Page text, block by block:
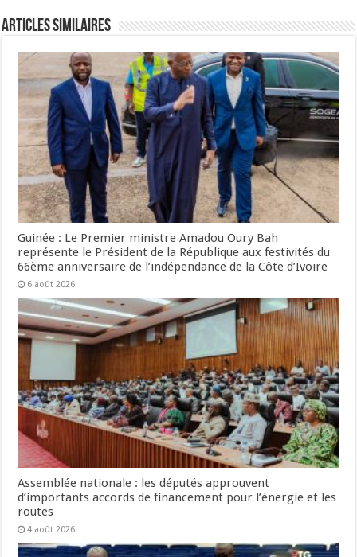
Articles Similaires
Guinée : Le Premier ministre Amadou Oury Bah
représente le Président de la République aux festivités du
66ème anniversaire de l’indépendance de la Côte d’Ivoire
6 août 2026
Assemblée nationale : les députés approuvent
d’importants accords de financement pour l’énergie et les
routes
4 août 2026